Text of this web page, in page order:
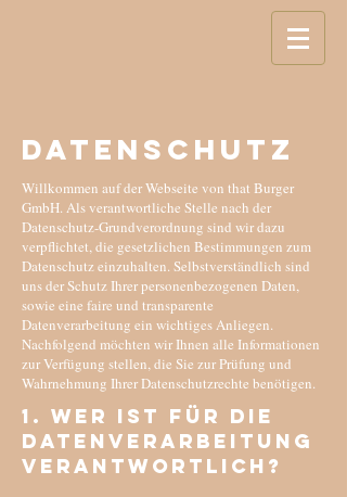
Datenschutz
Willkommen auf der Webseite von that Burger
GmbH. Als verantwortliche Stelle nach der
Datenschutz-Grundverordnung sind wir dazu
verpflichtet, die gesetzlichen Bestimmungen zum
Datenschutz einzuhalten. Selbstverständlich sind
uns der Schutz Ihrer personenbezogenen Daten,
sowie eine faire und transparente
Datenverarbeitung ein wichtiges Anliegen.
Nachfolgend möchten wir Ihnen alle Informationen
zur Verfügung stellen, die Sie zur Prüfung und
Wahrnehmung Ihrer Datenschutzrechte benötigen.
1. Wer ist für die
Datenverarbeitung
verantwortlich?